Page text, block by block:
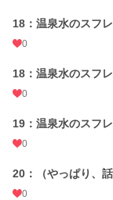
18：温泉水のスフ
0
18：温泉水のスフ
0
19：温泉水のスフ
0
20：（やっぱり、
0